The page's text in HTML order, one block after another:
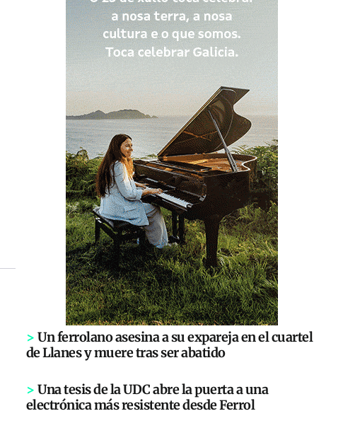
> Un ferrolano asesina a su expareja en el cuartel
de Llanes y muere tras ser abatido
> Una tesis de la UDC abre la puerta a una
electrónica más resistente desde Ferrol